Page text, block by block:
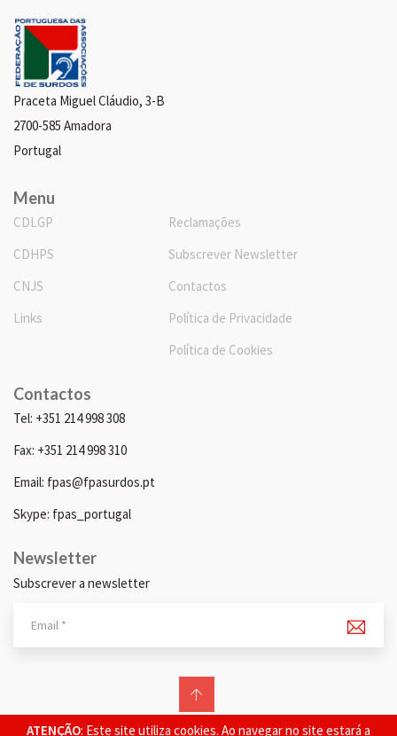
ATENÇÃO: Este site utiliza cookies. Ao navegar no site estará a
Praceta Miguel Cláudio, 3-B
2700-585 Amadora
Portugal
Menu
CDLGP
CDHPS
CNJS
Links
Reclamações
Subscrever Newsletter
Contactos
Política de Privacidade
Política de Cookies
Contactos
Tel: +351 214 998 308
Fax: +351 214 998 310
Email: fpas@fpasurdos.pt
Skype: fpas_portugal
Newsletter
Subscrever a newsletter
© 2026 FPAS. Todos os direitos reservados.